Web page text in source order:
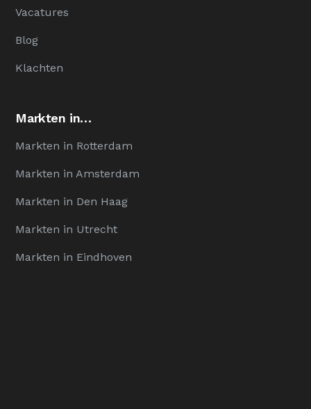
Vacatures
Blog
Klachten
Markten in…
Markten in Rotterdam
Markten in Amsterdam
Markten in Den Haag
Markten in Utrecht
Markten in Eindhoven